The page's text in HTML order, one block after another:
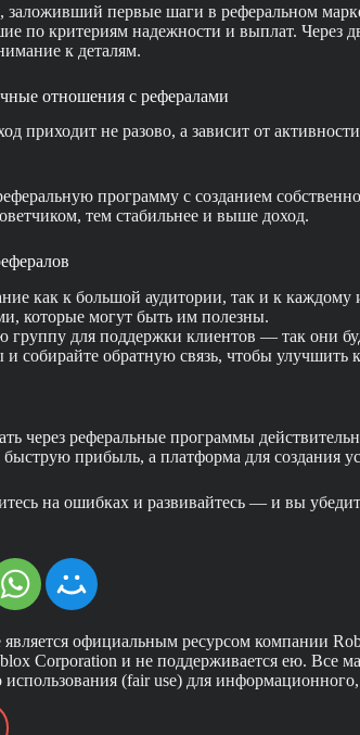
первые шаги в реферальном
по критериям надежности и выплат. Через
к деталям.
отношения с рефералами
приходит не разово, а зависит от
программу с созданием
тем стабильнее и выше доход.
как к большой аудитории, так и к каждому
которые могут быть им полезны.
группу для поддержки клиентов — так они
собирайте обратную связь, чтобы улучшить
через реферальные программы
прибыль, а платформа для создания
на ошибках и развивайтесь — и вы
официальным ресурсом компании
Corporation и не поддерживается ею. Все
использования (fair use) для